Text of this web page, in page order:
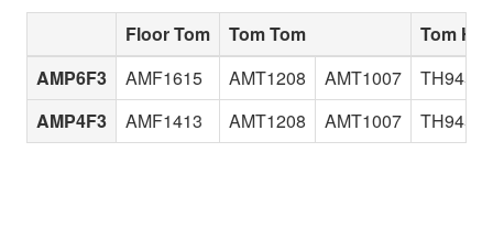
Floor Tom Tom Tom
Tom
AMP6F3
AMF1615 AMT1208 AMT1007
TH945B
AMP4F3
AMF1413 AMT1208 AMT1007 TH945B